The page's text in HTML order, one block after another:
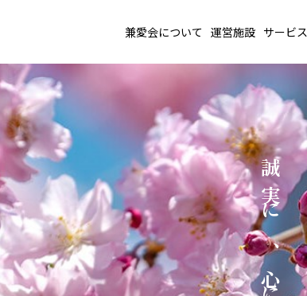
兼愛会について 運営施設 サービス
誠
実
に
、
心